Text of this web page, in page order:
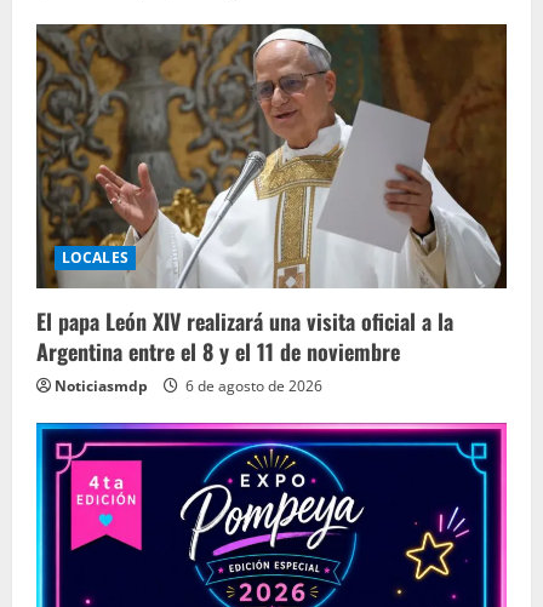
LOCALES
El papa León XIV realizará una visita oficial a la
Argentina entre el 8 y el 11 de noviembre
Noticiasmdp 6 de agosto de 2026